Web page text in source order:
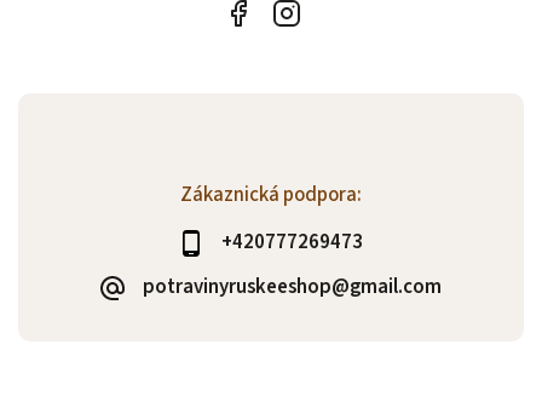
Zákaznická podpora:
+420777269473
potravinyruskeeshop@gmail.com